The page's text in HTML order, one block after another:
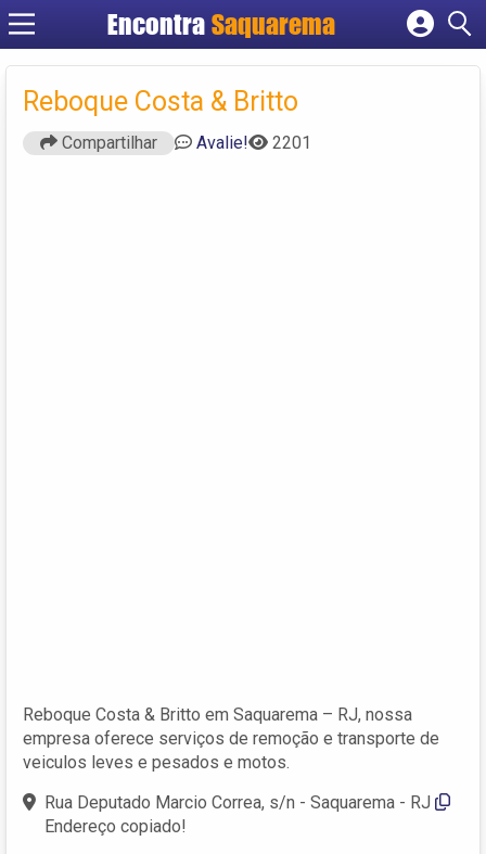
Encontra Saquarema
Cadastrar empresa
Criar conta
Reboque Costa & Britto
Compartilhar Avalie! 2201
Reboque Costa & Britto em Saquarema – RJ, nossa
empresa oferece serviços de remoção e transporte de
veiculos leves e pesados e motos.
Rua Deputado Marcio Correa, s/n - Saquarema - RJ
Endereço copiado!